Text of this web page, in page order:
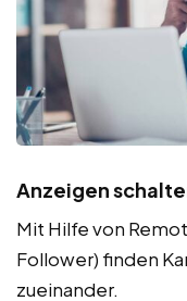
Anzeigen
Mit Hilfe von
Follower) finden
zueinander.